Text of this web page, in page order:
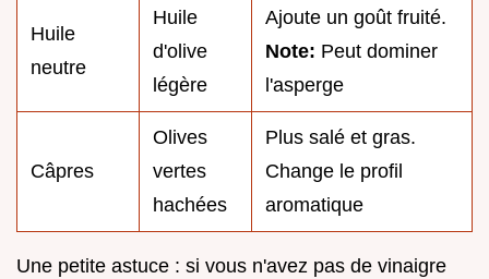
Huile
neutre
Huile
d'olive
légère
Ajoute un goût fruité.
Note: Peut dominer
l'asperge
Câpres
Olives
vertes
hachées
Plus salé et gras.
Change le profil
aromatique
Une petite astuce : si vous n'avez pas de vinaigre